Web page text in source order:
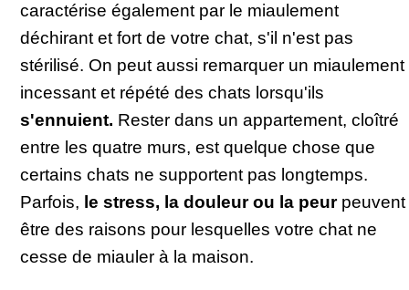
caractérise également par le miaulement
déchirant et fort de votre chat, s'il n'est pas
stérilisé. On peut aussi remarquer un miaulement
incessant et répété des chats lorsqu'ils
s'ennuient. Rester dans un appartement, cloîtré
entre les quatre murs, est quelque chose que
certains chats ne supportent pas longtemps.
Parfois, le stress, la douleur ou la peur peuvent
être des raisons pour lesquelles votre chat ne
cesse de miauler à la maison.